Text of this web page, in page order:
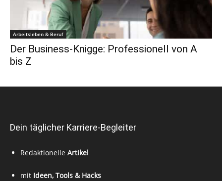
Arbeitsleben & Beruf
Der Business-Knigge: Professionell von A
bis Z
Dein täglicher Karriere-Begleiter
Redaktionelle Artikel
mit Ideen, Tools & Hacks